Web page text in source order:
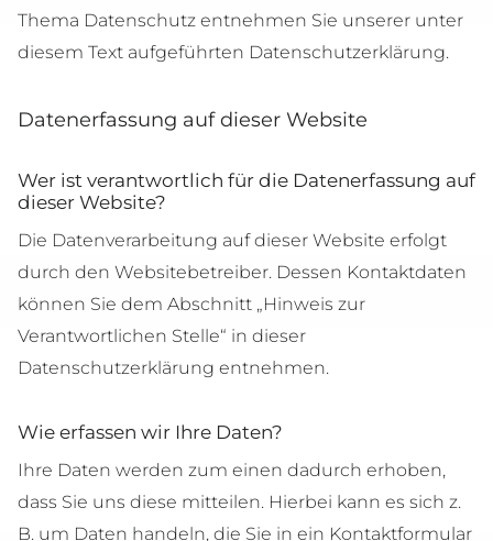
Thema Datenschutz entnehmen Sie unserer unter
diesem Text aufgeführten Datenschutzerklärung.
Datenerfassung auf dieser Website
Wer ist verantwortlich für die Datenerfassung auf
dieser Website?
Die Datenverarbeitung auf dieser Website erfolgt
durch den Websitebetreiber. Dessen Kontaktdaten
können Sie dem Abschnitt „Hinweis zur
Verantwortlichen Stelle“ in dieser
Datenschutzerklärung entnehmen.
Wie erfassen wir Ihre Daten?
Ihre Daten werden zum einen dadurch erhoben,
dass Sie uns diese mitteilen. Hierbei kann es sich z.
B. um Daten handeln, die Sie in ein Kontaktformular